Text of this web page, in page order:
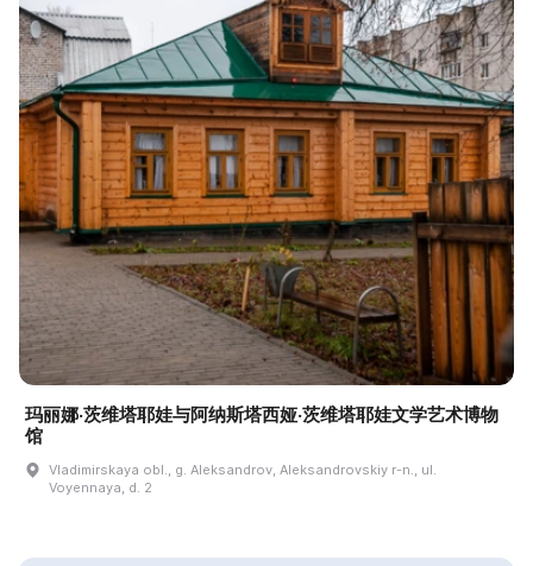
玛丽娜·茨维塔耶娃与阿纳斯塔西娅·茨维塔耶娃文学艺术博物
馆
Vladimirskaya obl., g. Aleksandrov, Aleksandrovskiy r-n., ul.
Voyennaya, d. 2